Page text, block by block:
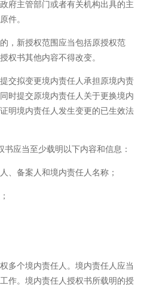
府主管部门或者有关机构出具的主
件。
，新授权范围应当包括原授权范
权书其他内容不得改变。
交拟变更境内责任人承担原境内责
时提交原境内责任人关于更换境内
明境内责任人发生变更的已生效法
应当至少载明以下内容和信息：
、备案人和境内责任人名称；
多个境内责任人。境内责任人应当
作。境内责任人授权书所载明的授